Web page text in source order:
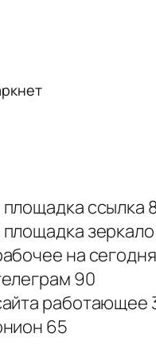
ссылка
зеркало
на
90
работающее
65